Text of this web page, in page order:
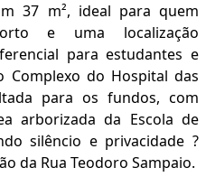
37 m², ideal para quem
e uma localização
para estudantes e
Complexo do Hospital das
para os fundos, com
arborizada da Escola de
silêncio e privacidade ?
da Rua Teodoro Sampaio.